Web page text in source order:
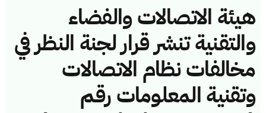
هيئة الاتصالات والفضاء
والتقنية تنشر قرار لجنة النظر في
مخالفات نظام الاتصالات
وتقنية المعلومات رقم